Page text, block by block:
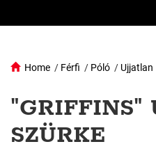
Home / Férfi / Póló / Ujjatlan
"GRIFFINS"
SZÜRKE